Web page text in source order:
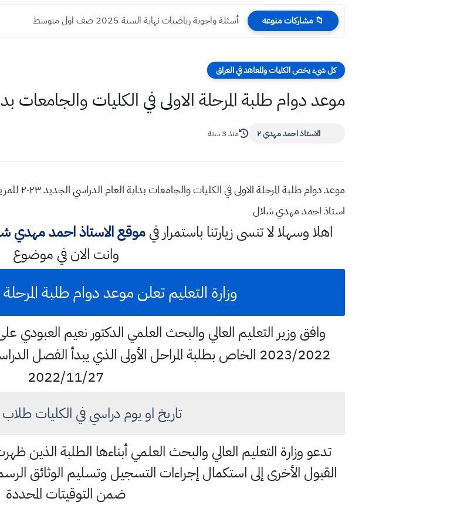
📁 مشاركات منوعه أسئلة واجوبة رياضيات نهاية السنة 2025 صف اول متوسط
كل شيء يخص الكليات والمعاهد في العراق
موعد دوام طلبة المرحلة الاولى في الكليات والجامعات
الاستاذ احمد مهدي ٢ منذ 3 سنة
موعد
استاذ احمد مهدي شلال
اهلا وسهلالا تنسى زيارتنا باستمرار فيموقع الاستاذ احمد مهدي
وانت الان في موضوع
وزارة التعليم تعلن موعد دوام طلبة المرحلة الاولى
وافق وزير التعليم العالي والبحث العلمي الدكتور نعيم العبودي
2023/2022 الخاص بطلبة المراحل الأولى الذي يبدأ الفصل
2022/11/27
تاريخ او يوم دراسي في الكليات طلاب
تدعو وزارة التعليم العالي والبحث العلمي أبناءها الطلبة الذين
القبول الأخرى إلى استكمال إجراءات التسجيل وتسليم الوثائق
ضمن التوقيتات المحددة